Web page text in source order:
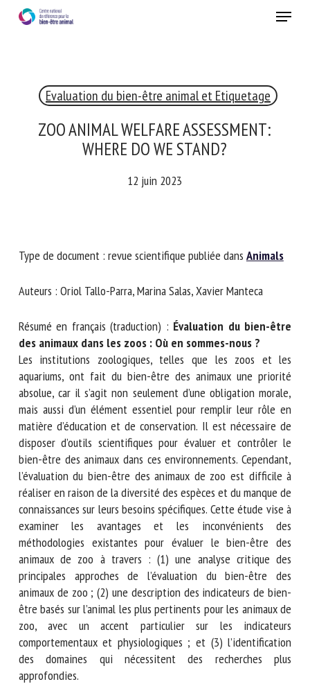
Menu
Evaluation du bien-être animal et Etiquetage
ZOO ANIMAL WELFARE ASSESSMENT:
WHERE DO WE STAND?
12 juin 2023
Type de document : revue scientifique publiée dans
Résumé en français (traduction) :Évaluation du bien-être
des animaux dans les zoos : Où en sommes-nous ?
Les institutions zoologiques, telles que les zoos et les
aquariums, ont fait du bien-être des animaux une priorité
absolue, car il s’agit non seulement d’une obligation morale,
mais aussi d’un élément essentiel pour remplir leur rôle en
matière d’éducation et de conservation. Il est nécessaire de
disposer d’outils scientifiques pour évaluer et contrôler le
bien-être des animaux dans ces environnements.
Cependant, l’évaluation du bien-être des animaux de zoo
est difficile à réaliser en raison de la diversité des espèces
et du manque de connaissances sur leurs besoins
spécifiques. Cette étude vise à examiner les avantages et
les inconvénients des méthodologies existantes pour
évaluer le bien-être des animaux de zoo à travers : (1) une
analyse critique des principales approches de l’évaluation du
bien-être des animaux de zoo ; (2) une description des
indicateurs de bien-être basés sur l’animal les plus
pertinents pour les animaux de zoo, avec un accent
particulier sur les indicateurs comportementaux et
physiologiques ; et (3) l’identification des domaines qui
RECEVEZ CHAQUE MOIS GRATUITEMENT
ANIMAL
Veuillez remplir le formulaire ci-dessous pour vous inscrire à
Nom *
Prénom *
Organisme *
E-mail *
En soumettant ce formulaire, j'accepte que les
informations saisies soient utilisées dans le cadre de la
relation avec le CNR BEA. *
Les champs suivis de * sont obligatoires